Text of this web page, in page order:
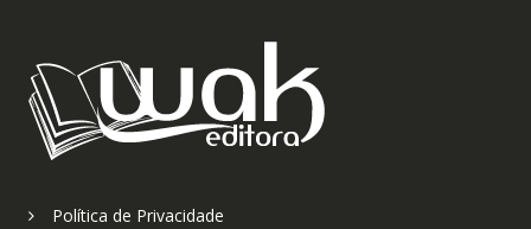
Política de Privacidade